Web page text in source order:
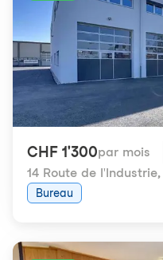
CHF 1'300par mois
14 Route de l'Industrie,
Bureau